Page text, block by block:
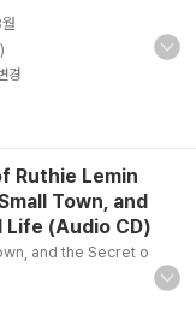
경
Ruthie Lemin
Town, and
(Audio CD)
and the Secret o